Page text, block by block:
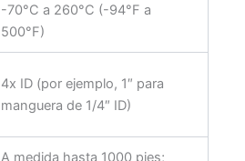
-70°C a 260°C (-94°F a
500°F)
4x ID (por ejemplo, 1″ para
manguera de 1/4″ ID)
A medida hasta 1000 pies;